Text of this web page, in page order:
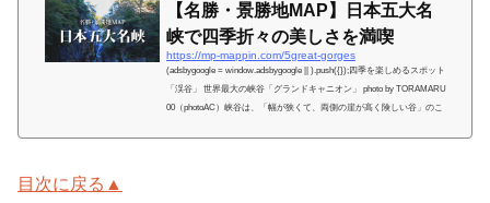
【名勝・景勝地MAP】日本五大名
峡で四季折々の美しさを満喫
https://mp-mappin.com/5great-gorges
(adsbygoogle = window.adsbygoogle || ).push({});四季を楽しめるスポット
「渓谷」 世界最大の峡谷「グランドキャニオン」 photo by TORAMARU
00（photoAC）峡谷は、「幅が狭くて、両側の崖が高く険しい谷」のこ
目次に戻る▲